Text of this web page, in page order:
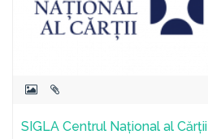
SIGLA Centrul Național al Cărții